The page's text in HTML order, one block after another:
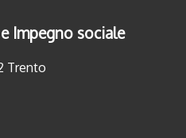
Impegno sociale
Trento